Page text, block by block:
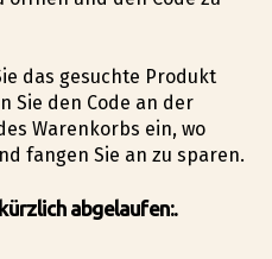
das gesuchte Produkt
Sie den Code an der
Warenkorbs ein, wo
fangen Sie an zu sparen.
abgelaufen:.